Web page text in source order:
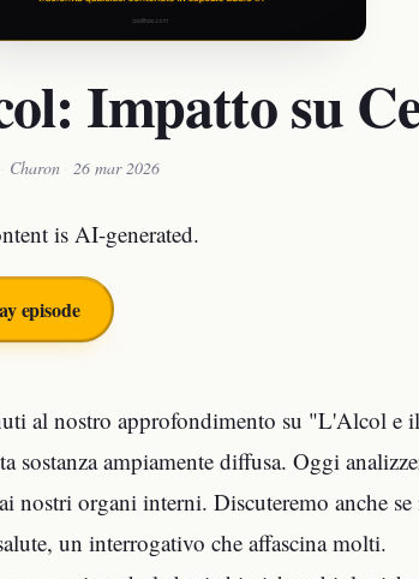
Impatto su
· Charon · 26 mar 2026
is AI-generated.
episode
al nostro approfondimento su "L'Alcol e
sostanza ampiamente diffusa. Oggi
nostri organi interni. Discuteremo anche
un interrogativo che affascina molti.